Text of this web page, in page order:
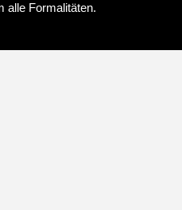
alle Formalitäten.